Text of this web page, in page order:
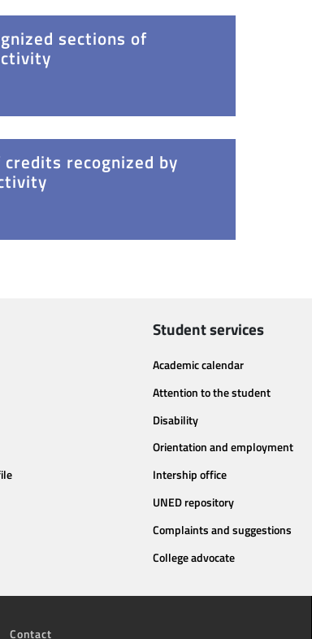
sections of
recognized by
Student services
Academic calendar
Attention to the student
Disability
Orientation and employment
Intership office
UNED repository
Complaints and suggestions
College advocate
Contact